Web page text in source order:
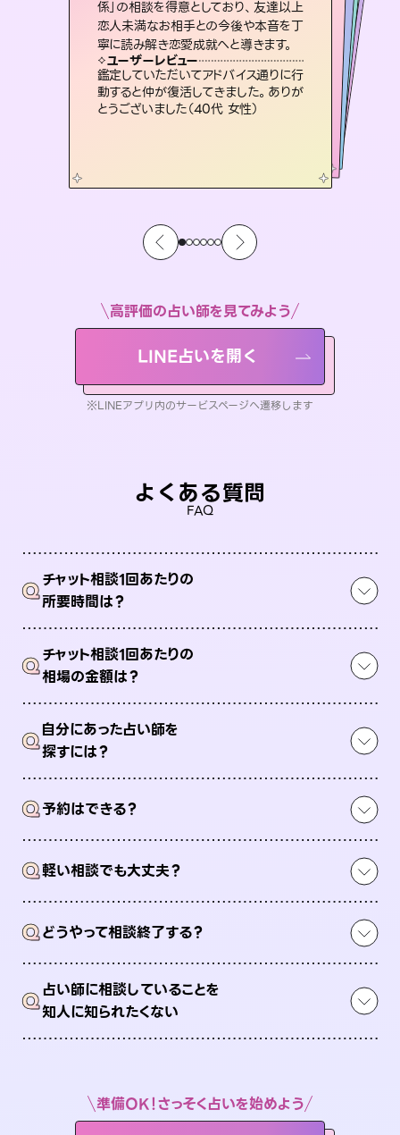
係」の相談を得意としており、友達以上
恋人未満なお相手との今後や本音を丁
寧に読み解き恋愛成就へと導きます。
ユーザーレビュー
鑑定していただいてアドバイス通りに行
動すると仲が復活してきました。ありが
とうございました（40代 女性）
ントを優しく引き出します。
ユーザーレビュー
不安な気持ちが嘘みたいに晴れまし
た…！よく視えていらっしゃるんだなと
感じました（40代 女性）
紐解き、背中をそっと押して導きます。
ユーザーレビュー
安心感のあり、言い切ってくれる所や濁
さない鑑定のおかげで、毎回自分の気
持ちを整えられます（30代 男性）
連絡再開、復縁、成就などの報告実績多数。セラピストとして2万超の施術経験があるからこそできる鑑定で、より良い未来をサポートします。
ユーザーレビュー
とても心温まる鑑定でした。しかもこち
らは何も言っていないのに視えていらっ
しゃるんだなと驚きです（30代女性）
体的な対策をお伝えします。
ユーザーレビュー
複雑な背景もしっかり聞いて鑑定して
いただけました。気持ちが楽になりまし
た（50代 女性）
選択できるようアドバイスします。
ユーザーレビュー
職場の人の性質や人間関係、本心など
本当によく視えていてびっくり。対策が
打てて前向きになれます（40代）
高評価の占い師を見てみよう
LINE占いを開く
※LINEアプリ内のサービスページへ遷移します
よくある質問
FAQ
Qチャット相談1回あたりの
所要時間は？
Qチャット相談1回あたりの
相場の金額は？
Q自分にあった占い師を
探すには？
Q予約はできる？
Q軽い相談でも大丈夫？
Qどうやって相談終了する？
Q占い師に相談していることを
知人に知られたくない
準備OK！さっそく占いを始めよう